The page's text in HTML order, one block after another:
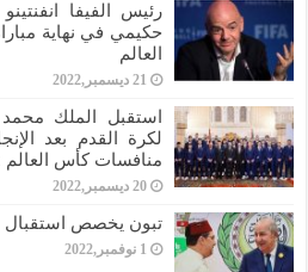
رئيس الفيفا
حكيمي في نهاية
العالم
21 ديسمبر,2022
استقبل الملك
لكرة القدم بعد
منافسات كأس العالم 2022.
20 ديسمبر,2022
تبون يخصص استقبال
1 نوفمبر,2022